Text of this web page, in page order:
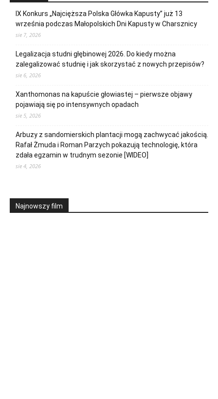
IX Konkurs „Najcięższa Polska Główka Kapusty” już 13
września podczas Małopolskich Dni Kapusty w Charsznicy
sie 7, 2026
Legalizacja studni głębinowej 2026. Do kiedy można
zalegalizować studnię i jak skorzystać z nowych przepisów?
sie 6, 2026
Xanthomonas na kapuście głowiastej – pierwsze objawy
pojawiają się po intensywnych opadach
sie 5, 2026
Arbuzy z sandomierskich plantacji mogą zachwycać jakością.
Rafał Żmuda i Roman Parzych pokazują technologię, która
zdała egzamin w trudnym sezonie [WIDEO]
sie 4, 2026
Najnowszy film